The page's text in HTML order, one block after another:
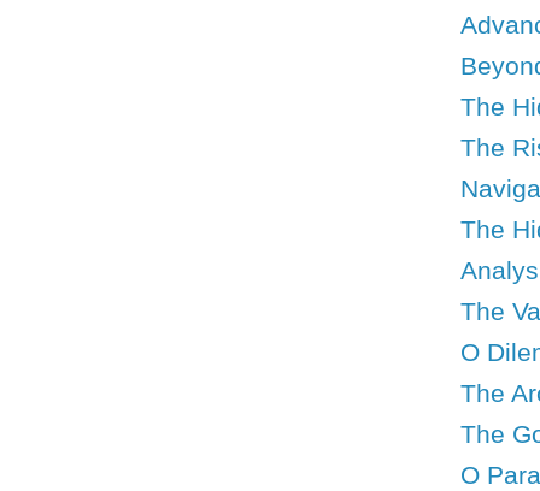
The
The
The
The
O
The
The
O